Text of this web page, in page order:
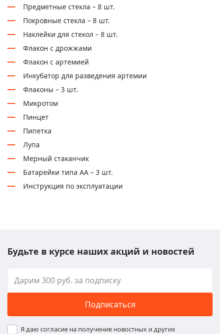
Предметные стекла – 8 шт.
Покровные стекла – 8 шт.
Наклейки для стекол – 8 шт.
Флакон с дрожжами
Флакон с артемией
Инкубатор для разведения артемии
Флаконы – 3 шт.
Микротом
Пинцет
Пипетка
Лупа
Мерный стаканчик
Батарейки типа АА – 3 шт.
Инструкция по эксплуатации
Будьте в курсе наших акций и новостей
Подписаться
Я даю согласие на получение новостных и других